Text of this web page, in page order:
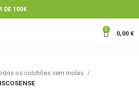
DE 100€
0
0,00 €
os colchões sem molas